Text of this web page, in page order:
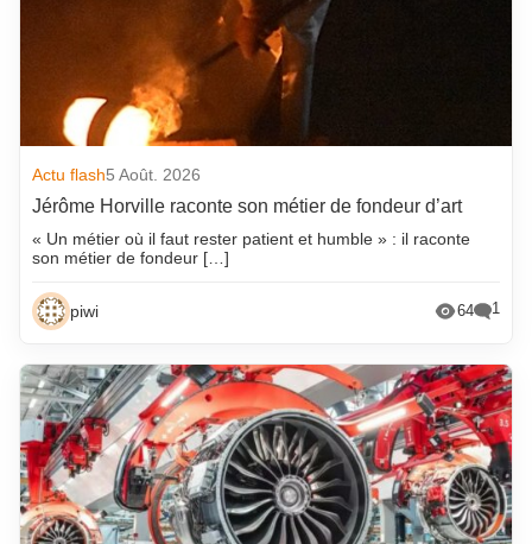
Actu flash5 Août. 2026
Jérôme Horville raconte son métier de fondeur d’art
« Un métier où il faut rester patient et humble » : il raconte
son métier de fondeur […]
piwi 64 1